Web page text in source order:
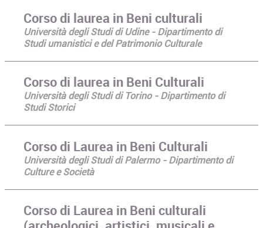
Corso di laurea in Beni culturali
Università degli Studi di Udine - Dipartimento di
Studi umanistici e del Patrimonio Culturale
Corso di laurea in Beni Culturali
Università degli Studi di Torino - Dipartimento di
Studi Storici
Corso di Laurea in Beni Culturali
Università degli Studi di Palermo - Dipartimento di
Culture e Società
Corso di Laurea in Beni culturali